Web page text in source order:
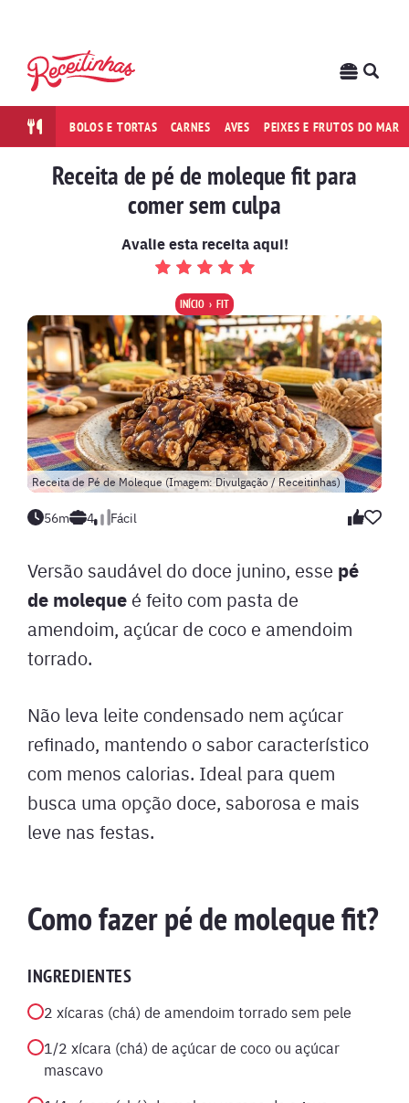
BOLOS E TORTAS CARNES AVES PEIXES E FRUTOS DO MAR
Receita de pé de moleque fit para
comer sem culpa
Avalie esta receita aqui!
INÍCIO FIT
Receita de Pé de Moleque (Imagem: Divulgação / Receitinhas)
56m 4 Fácil
Versão saudável do doce junino, esse pé
de moleque é feito com pasta de
amendoim, açúcar de coco e amendoim
torrado.
Não leva leite condensado nem açúcar
refinado, mantendo o sabor característico
com menos calorias. Ideal para quem
busca uma opção doce, saborosa e mais
leve nas festas.
Como fazer pé de moleque fit?
INGREDIENTES
2 xícaras (chá) de amendoim torrado sem pele
1/2 xícara (chá) de açúcar de coco ou açúcar
mascavo